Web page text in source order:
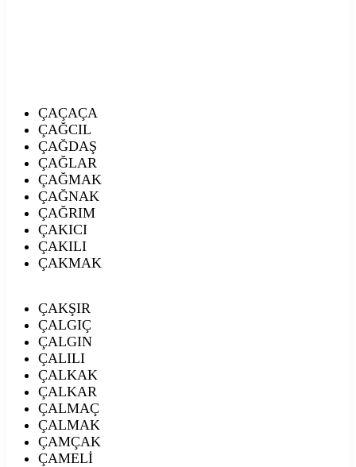
ÇAÇAÇA
ÇAĞCIL
ÇAĞDAŞ
ÇAĞLAR
ÇAĞMAK
ÇAĞNAK
ÇAĞRIM
ÇAKICI
ÇAKILI
ÇAKMAK
ÇAKŞIR
ÇALGIÇ
ÇALGIN
ÇALILI
ÇALKAK
ÇALKAR
ÇALMAÇ
ÇALMAK
ÇAMÇAK
ÇAMELİ